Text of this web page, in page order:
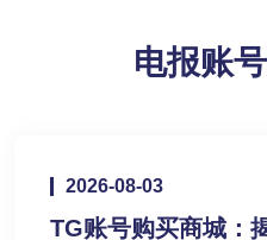
电报账
2026-08-03
TG账号购买商城：